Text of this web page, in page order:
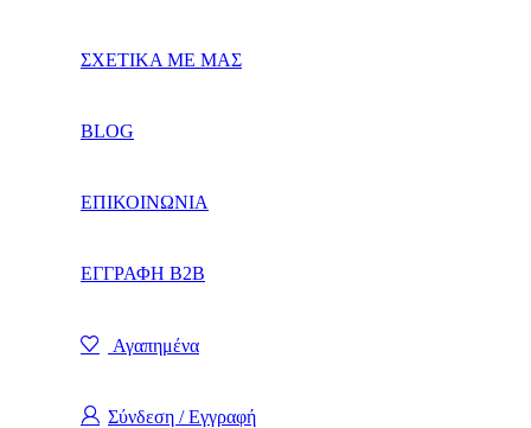
ΣΧΕΤΙΚΑ ΜΕ ΜΑΣ
BLOG
ΕΠΙΚΟΙΝΩΝΙΑ
ΕΓΓΡΑΦΗ Β2Β
Αγαπημένα
Σύνδεση / Εγγραφή